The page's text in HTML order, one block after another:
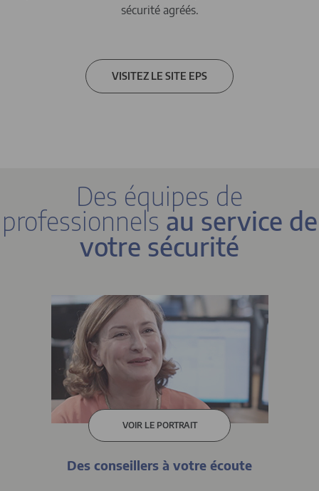
sécurité agréés.
VISITEZ LE SITE EPS
Des équipes de
professionnels au service de
votre sécurité
VOIR LE PORTRAIT
Des conseillers à votre écoute